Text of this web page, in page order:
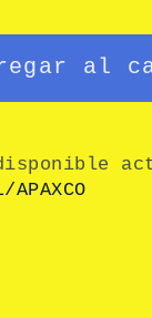
de
cable
inoxidable
6m
al
APAXCO